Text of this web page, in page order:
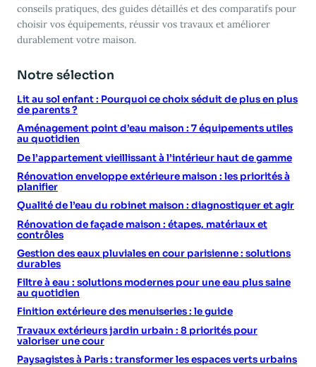
conseils pratiques, des guides détaillés et des comparatifs pour
choisir vos équipements, réussir vos travaux et améliorer
durablement votre maison.
Notre sélection
Lit au sol enfant : Pourquoi ce choix séduit de plus en plus
de parents ?
Aménagement point d’eau maison : 7 équipements utiles
au quotidien
De l’appartement vieillissant à l’intérieur haut de gamme
Rénovation enveloppe extérieure maison : les priorités à
planifier
Qualité de l’eau du robinet maison : diagnostiquer et agir
Rénovation de façade maison : étapes, matériaux et
contrôles
Gestion des eaux pluviales en cour parisienne : solutions
durables
Filtre à eau : solutions modernes pour une eau plus saine
au quotidien
Finition extérieure des menuiseries : le guide
Travaux extérieurs jardin urbain : 8 priorités pour
valoriser une cour
Paysagistes à Paris : transformer les espaces verts urbains